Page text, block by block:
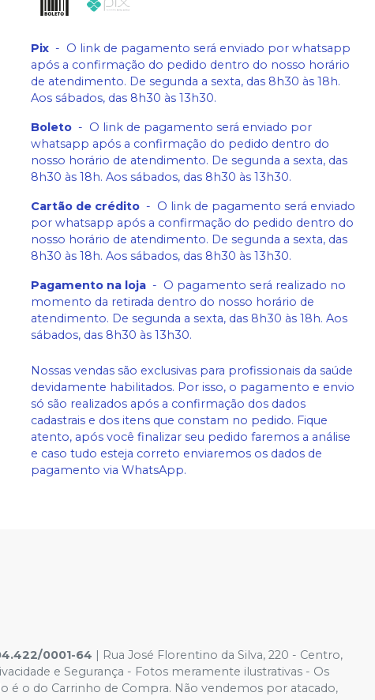
Pix - O link de pagamento será enviado por whatsapp
após a confirmação do pedido dentro do nosso horário
de atendimento. De segunda a sexta, das 8h30 às 18h.
Aos sábados, das 8h30 às 13h30.
Boleto - O link de pagamento será enviado por
whatsapp após a confirmação do pedido dentro do
nosso horário de atendimento. De segunda a sexta, das
8h30 às 18h. Aos sábados, das 8h30 às 13h30.
Cartão de crédito - O link de pagamento será enviado
por whatsapp após a confirmação do pedido dentro do
nosso horário de atendimento. De segunda a sexta, das
8h30 às 18h. Aos sábados, das 8h30 às 13h30.
Pagamento na loja - O pagamento será realizado no
momento da retirada dentro do nosso horário de
atendimento. De segunda a sexta, das 8h30 às 18h. Aos
sábados, das 8h30 às 13h30.
Nossas vendas são exclusivas para profissionais da saúde
devidamente habilitados. Por isso, o pagamento e envio
só são realizados após a confirmação dos dados
cadastrais e dos itens que constam no pedido. Fique
atento, após você finalizar seu pedido faremos a análise
e caso tudo esteja correto enviaremos os dados de
pagamento via WhatsApp.
0001-64 | Rua José Florentino da Silva, 220 - Centro,
e Segurança - Fotos meramente ilustrativas - Os
é o do Carrinho de Compra. Não vendemos por atacado,